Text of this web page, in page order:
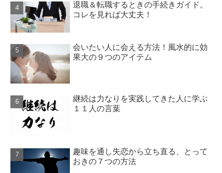
退職＆転職するときの手続きガイド。
コレを見れば大丈夫！
会いたい人に会える方法！風水的に効
果大の９つのアイテム
継続は力なりを実践してきた人に学ぶ
１１人の言葉
趣味を通し失恋から立ち直る、とって
おきの７つの方法